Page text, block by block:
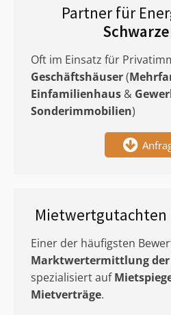
Partner für
Oft im Einsatz für
Geschäftshäuser(
Einfamilienhaus &
Sonderimmobilien)
Mietwertgutachten
Einer der häufigsten
Marktwertermittlung
spezialisiert auf
Mietverträge.